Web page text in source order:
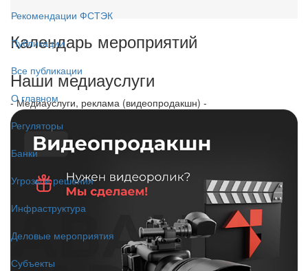
Рекомендации ФСТЭК
Публикации
Все публикации
О главном
Регуляторы
Банки
Угрозы и решения
Инфраструктура
Деловые мероприятия
Субъекты
Календарь мероприятий
Наши медиауслуги
- Медиауслуги, реклама (видеопродакшн) -